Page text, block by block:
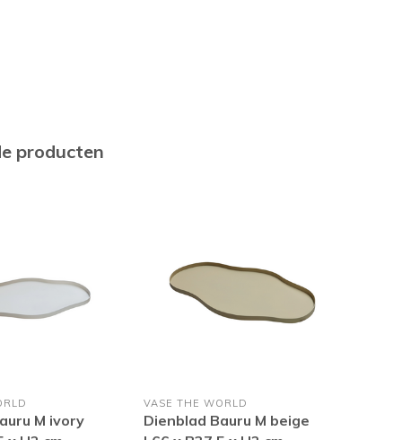
producten
M ivory
VASE THE WORLD
Dienblad Bauru M beige